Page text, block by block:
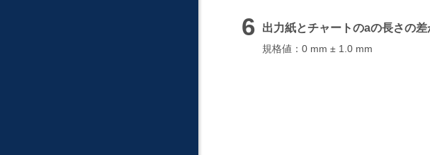
出力紙とチャートのaの長さの
規格値：0 mm ± 1.0 mm